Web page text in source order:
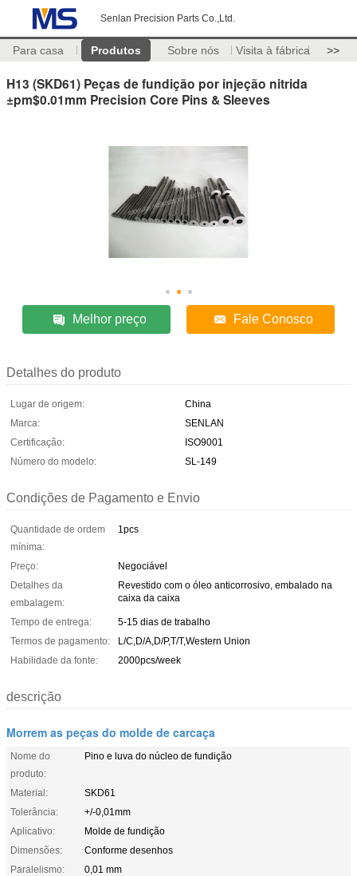
Senlan Precision Parts Co.,Ltd.
Para casa Produtos Sobre nós Visita à fábrica >>
H13 (SKD61) Peças de fundição por injeção nitrida
±pm$0.01mm Precision Core Pins & Sleeves
Melhor preço Fale Conosco
Detalhes do produto
Lugar de origem:
China
Marca:
SENLAN
Certificação:
ISO9001
Número do modelo:
SL-149
Condições de Pagamento e Envio
Quantidade de ordem
mínima:
1pcs
Preço:
Negociável
Detalhes da
embalagem:
Revestido com o óleo anticorrosivo, embalado na
caixa da caixa
Tempo de entrega:
5-15 dias de trabalho
Termos de pagamento:
L/C,D/A,D/P,T/T,Western Union
Habilidade da fonte:
2000pcs/week
descrição
Morrem as peças do molde de carcaça
Nome do
produto:
Pino e luva do núcleo de fundição
Material:
SKD61
Tolerância:
+/-0,01mm
Aplicativo:
Molde de fundição
Dimensões:
Conforme desenhos
Paralelismo:
0,01 mm